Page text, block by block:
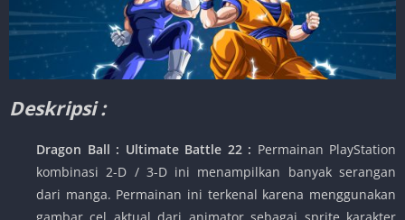
Deskripsi :
Dragon Ball : Ultimate Battle 22 : Permainan PlayStation
kombinasi 2-D / 3-D ini menampilkan banyak serangan
dari manga. Permainan ini terkenal karena menggunakan